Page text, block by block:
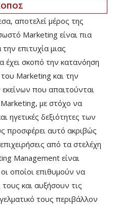
αποτελεί μέρος της
Marketing είναι πια
επιτυχία μιας
έχει σκοπό την κατανόηση
Marketing και την
που απαιτούνται
με στόχο να
ηγετικές δεξιότητες των
προσφέρει αυτό ακριβώς
από τα στελέχη
Management είναι
οποίοι επιθυμούν να
και αυξήσουν τις
τους περιβάλλον